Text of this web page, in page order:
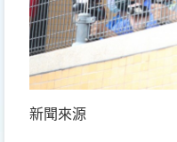
新聞來源